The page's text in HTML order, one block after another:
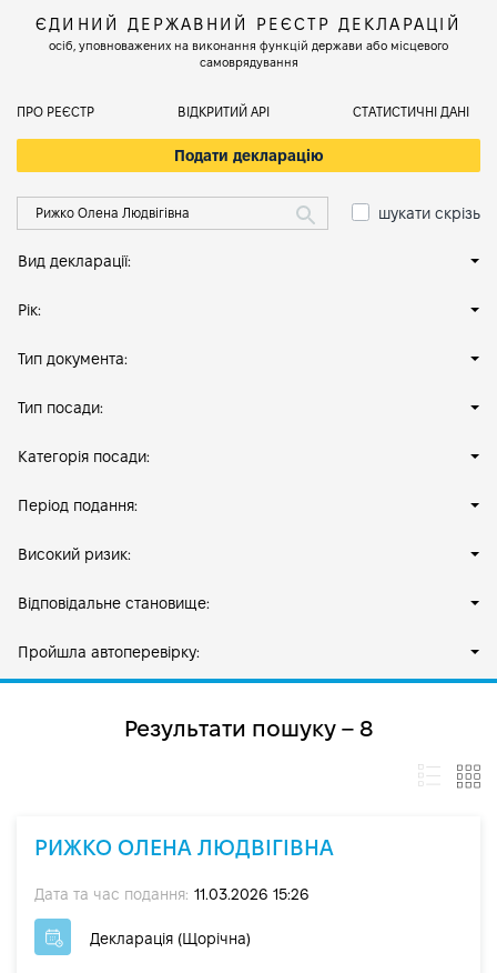
ЄДИНИЙ ДЕРЖАВНИЙ РЕЄСТР ДЕКЛАРАЦІЙ
осіб, уповноважених на виконання функцій держави або місцевого
самоврядування
ПРО РЕЄСТР ВІДКРИТИЙ АРІ СТАТИСТИЧНІ ДАНІ
Подати декларацію
шукати скрізь
Вид декларації:
Рік:
Тип документа:
Тип посади:
Категорія посади:
Період подання:
Високий ризик:
Відповідальне становище:
Пройшла автоперевірку:
Результати пошуку – 8
РИЖКО ОЛЕНА ЛЮДВІГІВНА
Дата та час подання: 11.03.2026 15:26
Декларація (Щорічна)